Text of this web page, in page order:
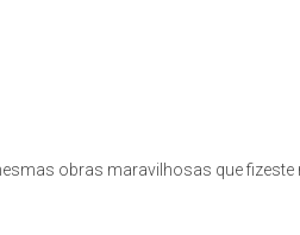
obras maravilhosas que